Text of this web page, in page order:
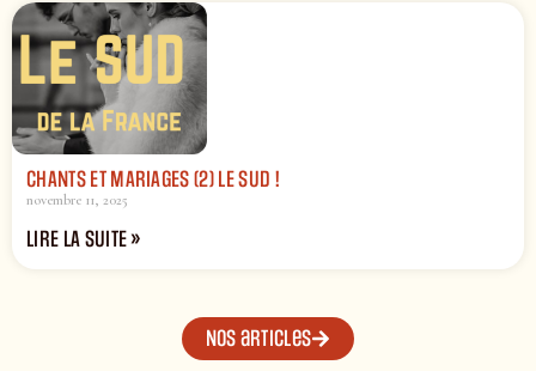
CHANTS ET MARIAGES (2) LE SUD !
novembre 11, 2025
LIRE LA SUITE »
Nos articles